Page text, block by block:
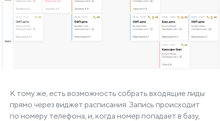
К тому же, есть возможность собрать входящие лиды
прямо через виджет расписания. Запись происходит
по номеру телефона, и, когда номер попадает в базу,